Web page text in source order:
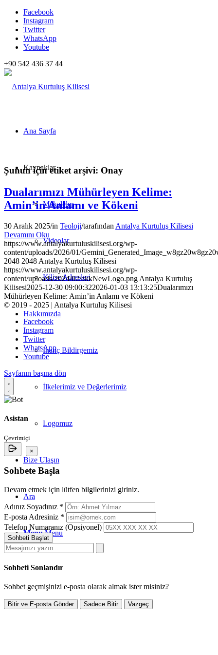
Facebook
Instagram
Twitter
WhatsApp
Youtube
+90 542 436 37 44
Ana Sayfa
Kaynaklar
Makaleler
Videolar
Kilise Adresleri
Hakkımızda
İnanç Bildirgemiz
İlkelerimiz ve Değerlerimiz
Logomuz
Bize Ulaşın
Ara
Menu Menu
Şunun için etiket arşivi: Onay
Dualarımızı Mühürleyen Kelime:
Amin’in Anlamı ve Kökeni
30 Aralık 2025/in Teoloji/tarafından Antalya Kurtuluş Kilisesi
Devamını Oku
https://www.antalyakurtuluskilisesi.org/wp-
content/uploads/2026/01/
2048 2048 Antalya Kurtuluş Kilisesi
https://www.antalyakurtuluskilisesi.org/wp-
content/uploads/2024/02/akkNewLogo.png Antalya Kurtuluş
Kilisesi2025-12-30 09:00:322026-01-03 13:13:25Dualarımızı
Mühürleyen Kelime: Amin’in Anlamı ve Kökeni
© 2019 - 2025 | Antalya Kurtuluş Kilisesi
Facebook
Instagram
Twitter
WhatsApp
Youtube
Sayfanın başına dön
Asistan
Çevrimiçi
×
Sohbete Başla
Devam etmek için lütfen bilgilerinizi giriniz.
Adınız Soyadınız *
E-posta Adresiniz *
Telefon Numaranız (Opsiyonel)
Sohbeti Başlat
Sohbeti Sonlandır
Sohbet geçmişinizi e-posta olarak almak ister misiniz?
Bitir ve E-posta Gönder Sadece Bitir Vazgeç